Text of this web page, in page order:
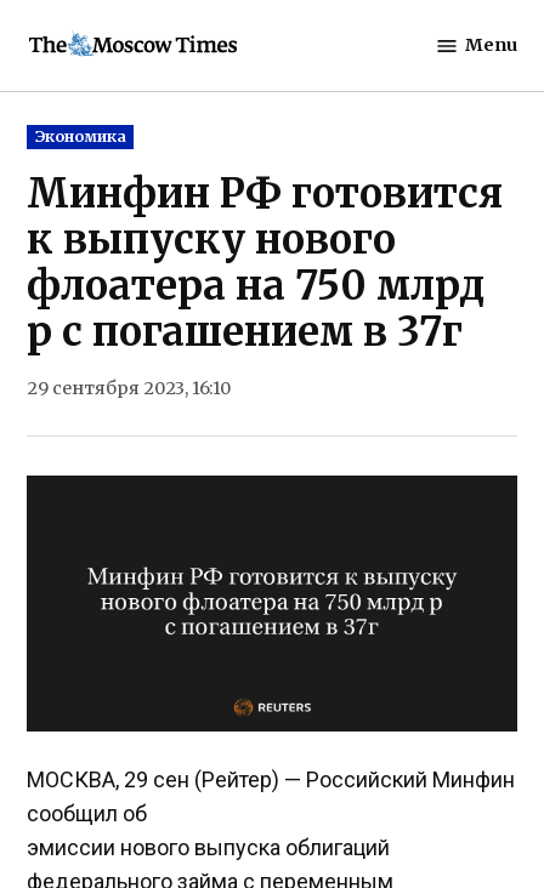
Moscow
Menu
Posted
in
Экономика
Минфин РФ готовится
к выпуску нового
флоатера на 750 млрд
р с погашением в 37г
29 сентября 2023, 16:10
МОСКВА, 29 сен (Рейтер) — Российский Минфин
сообщил об
эмиссии нового выпуска облигаций
федерального займа с переменным